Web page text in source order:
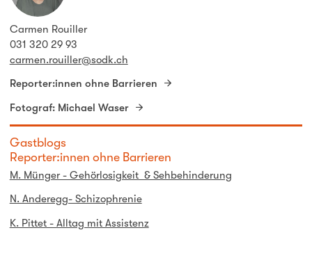
Carmen Rouiller
031 320 29 93
carmen.rouiller@sodk.ch
Reporter:innen ohne Barrieren
Fotograf: Michael Waser
Gastblogs
Reporter:innen ohne Barrieren
M. Münger - Gehörlosigkeit & Sehbehinderung
N. Anderegg- Schizophrenie
K. Pittet - Alltag mit Assistenz